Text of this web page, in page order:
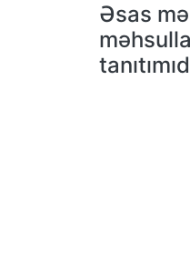
Əsas